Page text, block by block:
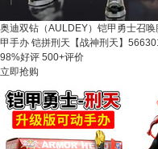
奥迪双钻（AULDEY）铠甲勇士召
甲手办 铠拼刑天【战神刑天】
98%好评 500+评价
立即抢购